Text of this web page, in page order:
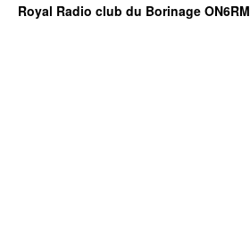
Royal Radio club du Borinage ON6RM